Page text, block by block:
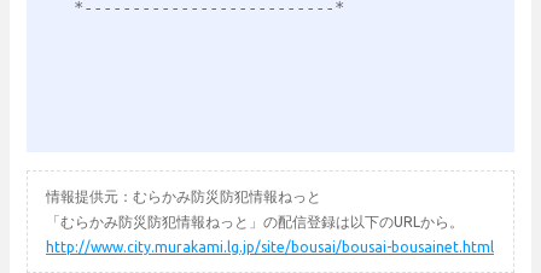
*--------------------------*
情報提供元：むらかみ防災防犯情報ねっと
「むらかみ防災防犯情報ねっと」の配信登録は以下のURLから。
http://www.city.murakami.lg.jp/site/bousai/bousai-bousainet.html